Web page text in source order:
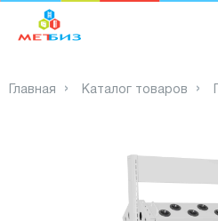
Главная Каталог товаров